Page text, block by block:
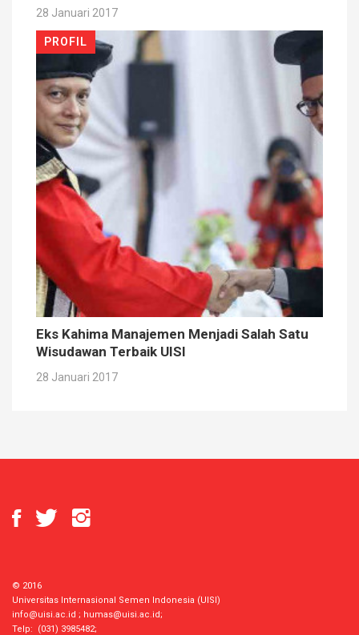
28 Januari 2017
PROFIL
Eks Kahima Manajemen Menjadi Salah Satu
Wisudawan Terbaik UISI
28 Januari 2017
© 2016
Universitas Internasional Semen Indonesia (UISI)
info@uisi.ac.id ; humas@uisi.ac.id;
Telp: (031) 3985482;